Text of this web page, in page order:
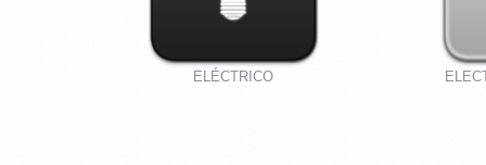
ELÉCTRICO